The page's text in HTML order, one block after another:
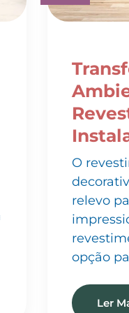
O
relevo
opção
Ler